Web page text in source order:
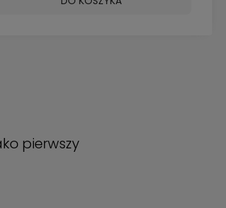
pierwszy